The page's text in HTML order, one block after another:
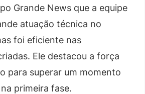
Grande News que a equipe
atuação técnica no
foi eficiente nas
Ele destacou a força
para superar um momento
primeira fase.